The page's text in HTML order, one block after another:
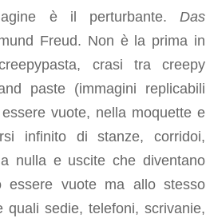
è il perturbante. Das
Freud. Non è la prima in
crasi tra creepy
paste (immagini replicabili
vuote, nella moquette e
infinito di stanze, corridoi,
nulla e uscite che diventano
essere vuote ma allo stesso
quali sedie, telefoni, scrivanie,